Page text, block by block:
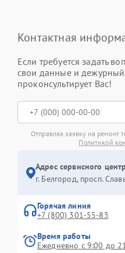
Контактная
Если требуется задать
свои данные и дежурный
проконсультирует Вас!
Отправляя заявку на ремонт
Политикой
Адрес сервисного
г. Белгород, просп.
Горячая линия
+7 (800) 301-55-83
Время работы
Ежедневно с 9:00 до